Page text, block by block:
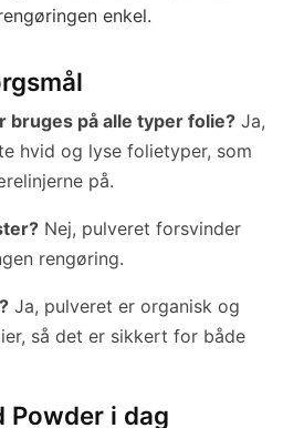
enkel.
bruges på alle typer folie? Ja,
hvid og lyse folietyper, som
på.
Nej, pulveret forsvinder
rengøring.
Ja, pulveret er organisk og
så det er sikkert for både
Powder i dag